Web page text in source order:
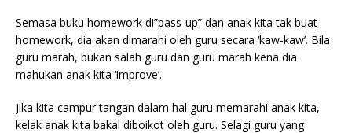
Semasa buku homework di”pass-up” dan anak kita tak buat
homework, dia akan dimarahi oleh guru secara ‘kaw-kaw’. Bila
guru marah, bukan salah guru dan guru marah kena dia
mahukan anak kita ‘improve’.
Jika kita campur tangan dalam hal guru memarahi anak kita,
kelak anak kita bakal diboikot oleh guru. Selagi guru yang